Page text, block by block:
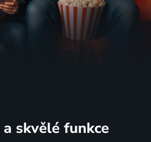
a skvělé funkce